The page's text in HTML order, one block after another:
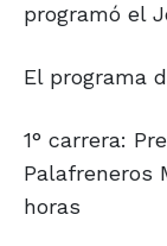
programó el
El programa
1° carrera:
Palafreneros
horas